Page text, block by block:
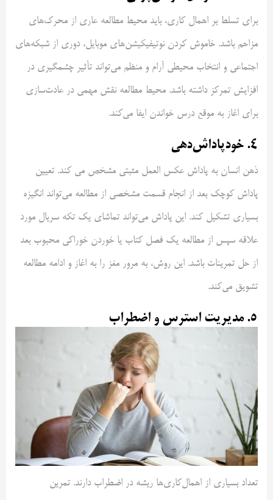
برای تسلط بر اهمال کاری، باید محیط مطالعه عاری از محرک‌های
مزاحم باشد. خاموش کردن نوتیفیکیشن‌های موبایل، دوری از شبکه‌های
اجتماعی و انتخاب محیطی آرام و منظم می‌تواند تأثیر چشمگیری در
افزایش تمرکز داشته باشد. محیط مطالعه نقش مهمی در عادت‌سازی
برای اغاز به موقع درس خواندن ایفا می‌کند.
۴. خودپاداش‌دهی
ذهن انسان به پاداش عکس العمل مثبتی مشخص می کند. تعیین
پاداش کوچک بعد از انجام قسمت مشخصی از مطالعه می‌تواند انگیزه
بسیاری تشکیل کند. این پاداش می‌تواند تماشای یک تکه سریال مورد
علاقه سپس از مطالعه یک فصل کتاب یا خوردن خوراکی محبوب بعد
از حل تمرینات باشد. این روش، به مرور مغز را به اغاز و ادامه مطالعه
تشویق می‌کند.
۵. مدیریت استرس و اضطراب
تعداد بسیاری از اهمال‌کاری‌ها ریشه در اضطراب دارند. تمرین